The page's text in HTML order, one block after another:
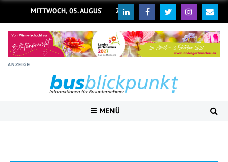
MITTWOCH, 05. AUGUST 2026
ANZEIGE
MENÜ